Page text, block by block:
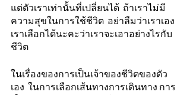
แต่ตัวเราเท่านั้นที่เปลี่ยนได้  ถ้าเราไม่มี
ความสุขในการใช้ชีวิต  อย่าลืมว่าเราเอง
เราเลือกได้นะคะว่าเราจะเอาอย่างไรกับ
ชีวิต
ในเรื่องของการเป็นเจ้าของชีวิตของตัว
เอง  ในการเลือกเส้นทางการเดินทาง การ